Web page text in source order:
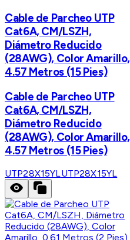
Cable de Parcheo UTP
Cat6A, CM/LSZH,
Diámetro Reducido
(28AWG), Color Amarillo,
4.57 Metros (15 Pies)
Cable de Parcheo UTP
Cat6A, CM/LSZH,
Diámetro Reducido
(28AWG), Color Amarillo,
4.57 Metros (15 Pies)
UTP28X15YLUTP28X15YL